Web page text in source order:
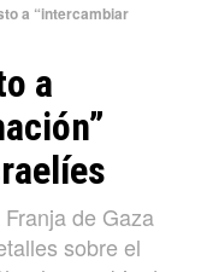
a “intercambiar
a
de Gaza
sobre el